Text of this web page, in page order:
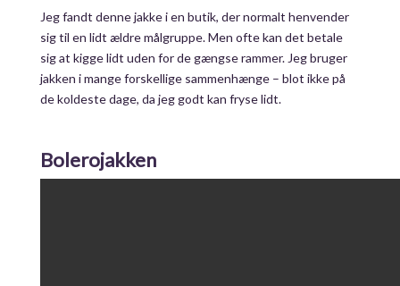
Jeg fandt denne jakke i en butik, der normalt henvender
sig til en lidt ældre målgruppe. Men ofte kan det betale
sig at kigge lidt uden for de gængse rammer. Jeg bruger
jakken i mange forskellige sammenhænge – blot ikke på
de koldeste dage, da jeg godt kan fryse lidt.
Bolerojakken